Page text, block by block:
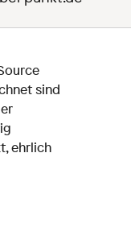
sind
ehrlich